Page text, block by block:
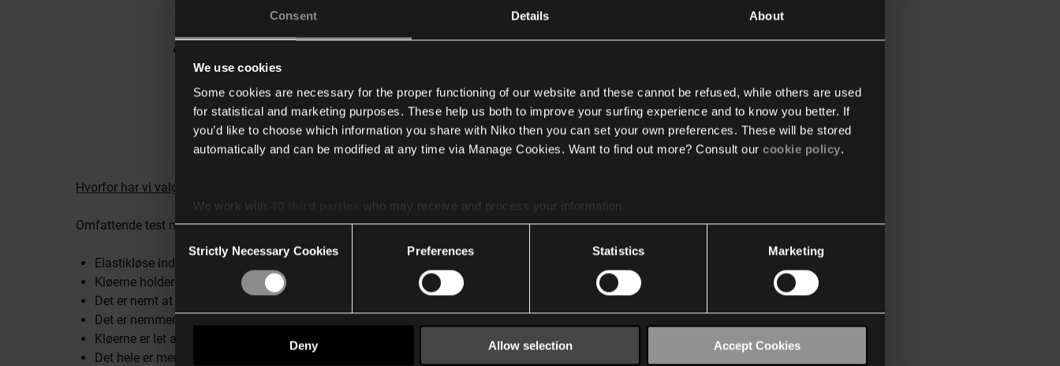
Consent Details About
We use cookies
Some cookies are necessary for the proper functioning of our website and these cannot be refused, while others are used
for statistical and marketing purposes. These help us both to improve your surfing experience and to know you better. If
you’d like to choose which information you share with Niko then you can set your own preferences. These will be stored
automatically and can be modified at any time via Manage Cookies. Want to find out more? Consult our cookie policy.
We work with
who may receive and process your information.
Consent
Selection
Strictly Necessary Cookies Preferences Statistics Marketing
Deny Allow selection Accept Cookies
Hvorfor har vi valgt at fjerne elastikkerne mellem kløerne?
Omfattende test med installatører har vist, at de elastikløse indsatser har en række vigtige fordele, herunder:
Elastikløse indsatser kan installeres hurtigere og mere effektivt.
Kløerne holder sig bedre på plads under montering og demontering.
Det er nemt at skubbe løse kløer tilbage i klikposition (genvæbne) (se også de vedhæftede tegninger)
Det er nemmere at samle ledninger og funktioner, da elastikken ikke er i vejen.
Kløerne er let aftagelige ved montering i hule vægge.
Det hele er mere miljøvenligt, da vi ikke længere bruger elastikker.